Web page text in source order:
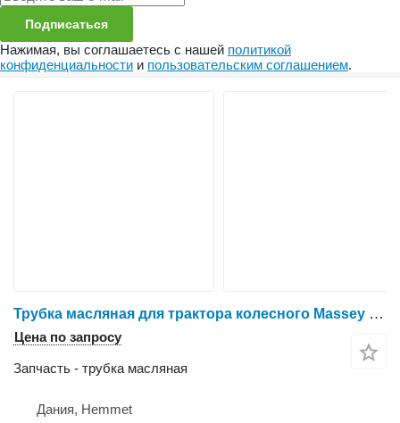
Подписаться
Нажимая, вы соглашаетесь с нашей политикой
конфиденциальности и пользовательским соглашением.
Трубка масляная для трактора колесного Massey Ferguson 6465
Цена по запросу
Запчасть - трубка масляная
Дания, Hemmet